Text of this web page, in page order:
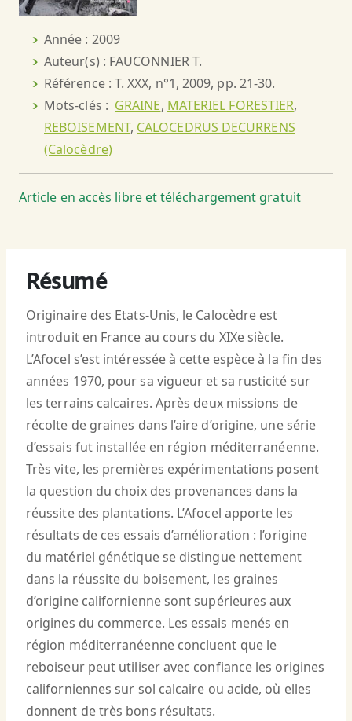
Année : 2009
Auteur(s) : FAUCONNIER T.
Référence : T. XXX, n°1, 2009, pp. 21-30.
Mots-clés : GRAINE, MATERIEL FORESTIER,
REBOISEMENT, CALOCEDRUS DECURRENS
(Calocèdre)
Article en accès libre et téléchargement gratuit
Résumé
Originaire des Etats-Unis, le Calocèdre est
introduit en France au cours du XIXe siècle.
L’Afocel s’est intéressée à cette espèce à la fin des
années 1970, pour sa vigueur et sa rusticité sur
les terrains calcaires. Après deux missions de
récolte de graines dans l’aire d’origine, une série
d’essais fut installée en région méditerranéenne.
Très vite, les premières expérimentations posent
la question du choix des provenances dans la
réussite des plantations. L’Afocel apporte les
résultats de ces essais d’amélioration : l’origine
du matériel génétique se distingue nettement
dans la réussite du boisement, les graines
d’origine californienne sont supérieures aux
origines du commerce. Les essais menés en
région méditerranéenne concluent que le
reboiseur peut utiliser avec confiance les origines
californiennes sur sol calcaire ou acide, où elles
donnent de très bons résultats.